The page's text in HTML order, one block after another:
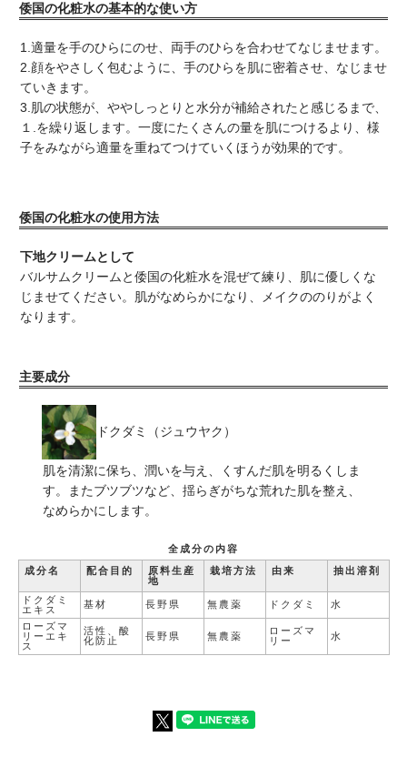
倭国の化粧水の基本的な使い方
1.適量を手のひらにのせ、両手のひらを合わせてなじませます。
2.顔をやさしく包むように、手のひらを肌に密着させ、なじませ
ていきます。
3.肌の状態が、ややしっとりと水分が補給されたと感じるまで、
１.を繰り返します。一度にたくさんの量を肌につけるより、様
子をみながら適量を重ねてつけていくほうが効果的です。
倭国の化粧水の使用方法
下地クリームとして
バルサムクリームと倭国の化粧水を混ぜて練り、肌に優しくな
じませてください。肌がなめらかになり、メイクののりがよく
なります。
主要成分
ドクダミ（ジュウヤク）
肌を清潔に保ち、潤いを与え、くすんだ肌を明るくしま
す。またブツブツなど、揺らぎがちな荒れた肌を整え、
なめらかにします。
全成分の内容
成分名
配合目的
原料生産
地
栽培方法 由来 抽出溶剤
ドクダミ
エキス
基材 長野県 無農薬 ドクダミ
水
ローズマ
リーエキ
ス
活性、酸
化防止
長野県 無農薬
ローズマ
リー
水